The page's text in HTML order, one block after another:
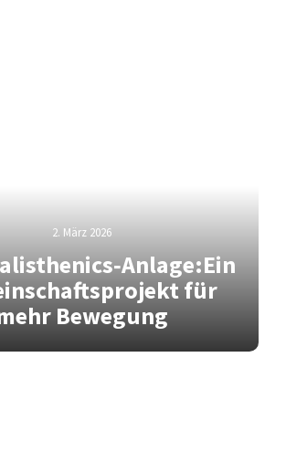
2. März 2026
für
Bewegung